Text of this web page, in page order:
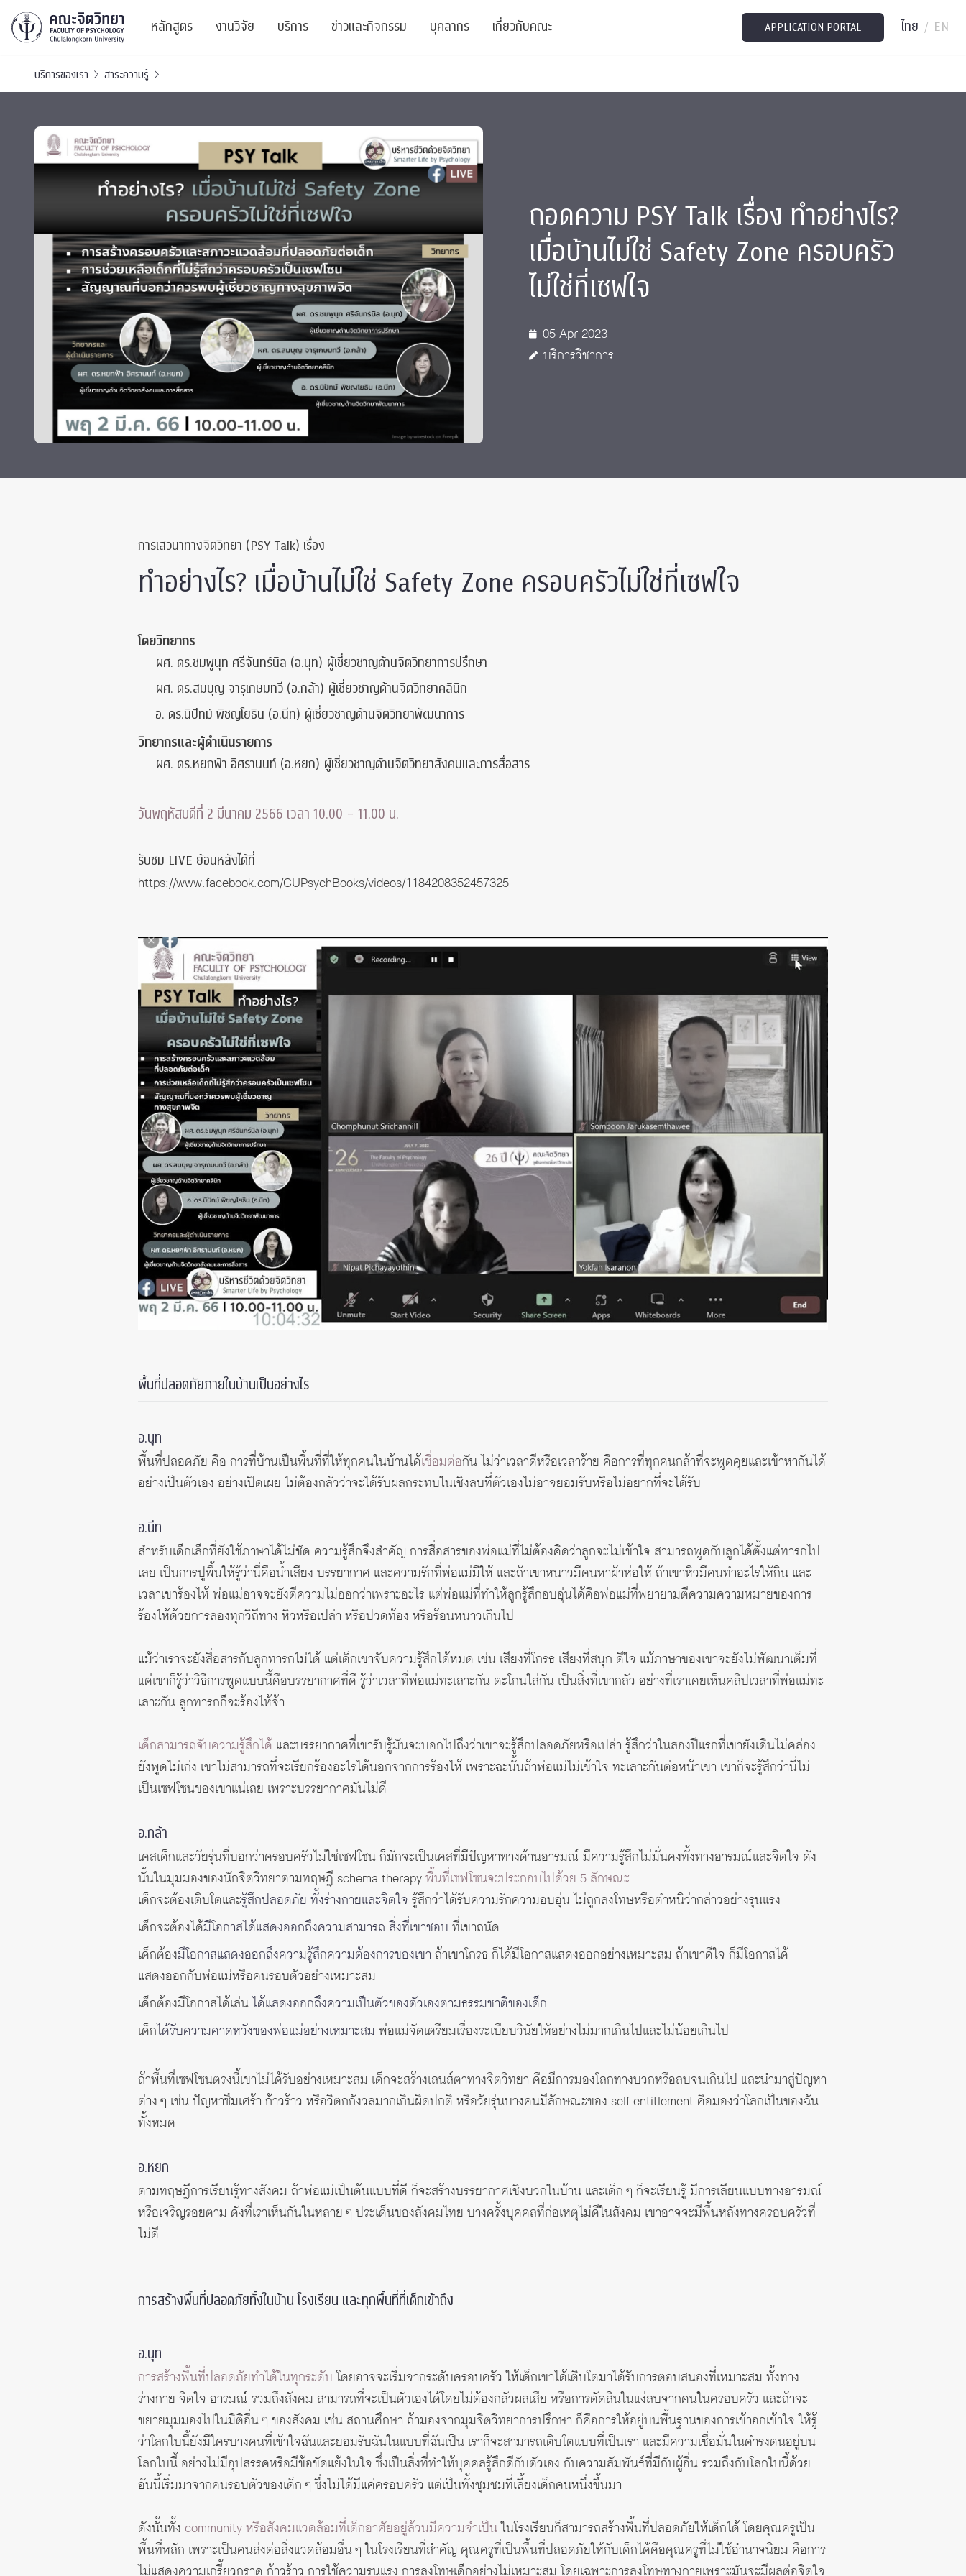
หลักสูตร
ปริญญาบัณฑิต
หลักสูตรปริญญาตรี
บัณฑิตศึกษา
หลักสูตรปริญญาโทและ
ปริญญาเอก
นิสิตปัจจุบัน
งานวิจัย
ผลงานตีพิมพ์
งานประชุมวิชาการ
งานประชุมวิชาการระดับนานาชาติ
TICP 2023
SSBW Activities
ทุนและรางวัล
บริการ
บริการวิชาการ
PSY Stats Clinic
ศูนย์สุขภาวะทางจิต
ศูนย์จิตวิทยาเพื่อประสิทธิภาพองค์กร
Life Di
CU Radio
ข่าวและกิจกรรม
ข่าวประชาสัมพันธ์
เสวนาและบรรยายพิเศษ
โครงการอบรม
ตำแหน่งงาน
บุคลากร
เจ้าหน้าที่
นักวิจัยหลังปริญญาเอก
เกี่ยวกับคณะ
รายงานประจำปี
ติดต่อเรา
APPLICATION PORTAL ไทย / EN
บริการของเรา สาระความรู้
ถอดความ PSY Talk เรื่อง ทำอย่างไร?
เมื่อบ้านไม่ใช่ Safety Zone ครอบครัว
ไม่ใช่ที่เซฟใจ
05 Apr 2023
บริการวิชาการ
การเสวนาทางจิตวิทยา (PSY Talk) เรื่อง
ทำอย่างไร? เมื่อบ้านไม่ใช่ Safety Zone ครอบครัวไม่ใช่ที่เซฟใจ
โดยวิทยากร
ผศ. ดร.ชมพูนุท ศรีจันทร์นิล (อ.นุท) ผู้เชี่ยวชาญด้านจิตวิทยาการปรึกษา
ผศ. ดร.สมบุญ จารุเกษมทวี (อ.กล้า) ผู้เชี่ยวชาญด้านจิตวิทยาคลินิก
อ. ดร.นิปัทม์ พิชญโยธิน (อ.นีท) ผู้เชี่ยวชาญด้านจิตวิทยาพัฒนาการ
วิทยากรและผู้ดำเนินรายการ
ผศ. ดร.หยกฟ้า อิศรานนท์ (อ.หยก) ผู้เชี่ยวชาญด้านจิตวิทยาสังคมและการสื่อสาร
วันพฤหัสบดีที่ 2 มีนาคม 2566 เวลา 10.00 – 11.00 น.
รับชม LIVE ย้อนหลังได้ที่
https://www.facebook.com/CUPsychBooks/videos/1184208352457325
พื้นที่ปลอดภัยภายในบ้านเป็นอย่างไร
อ.นุท
พื้นที่ปลอดภัย คือ การที่บ้านเป็นพื้นที่ที่ให้ทุกคนในบ้านได้เชื่อมต่อกัน ไม่ว่าเวลาดีหรือเวลาร้าย คือการที่ทุกคนกล้าที่จะพูดคุยและเข้าหากันได้
อย่างเป็นตัวเอง อย่างเปิดเผย ไม่ต้องกลัวว่าจะได้รับผลกระทบในเชิงลบที่ตัวเองไม่อาจยอมรับหรือไม่อยากที่จะได้รับ
อ.นีท
สำหรับเด็กเล็กที่ยังใช้ภาษาได้ไม่ชัด ความรู้สึกจึงสำคัญ การสื่อสารของพ่อแม่ที่ไม่ต้องคิดว่าลูกจะไม่เข้าใจ สามารถพูดกับลูกได้ตั้งแต่ทารกไป
เลย เป็นการปูพื้นให้รู้ว่านี่คือน้ำเสียง บรรยากาศ และความรักที่พ่อแม่มีให้ และถ้าเขาหนาวมีคนหาผ้าห่อให้ ถ้าเขาหิวมีคนทำอะไรให้กิน และ
เวลาเขาร้องไห้ พ่อแม่อาจจะยังตีความไม่ออกว่าเพราะอะไร แต่พ่อแม่ที่ทำให้ลูกรู้สึกอบอุ่นได้คือพ่อแม่ที่พยายามตีความความหมายของการ
ร้องไห้ด้วยการลองทุกวิถีทาง หิวหรือเปล่า หรือปวดท้อง หรือร้อนหนาวเกินไป
แม้ว่าเราจะยังสื่อสารกับลูกทารกไม่ได้ แต่เด็กเขาจับความรู้สึกได้หมด เช่น เสียงที่โกรธ เสียงที่สนุก ดีใจ แม้ภาษาของเขาจะยังไม่พัฒนาเต็มที่
แต่เขาก็รู้ว่าวิธีการพูดแบบนี้คือบรรยากาศที่ดี รู้ว่าเวลาที่พ่อแม่ทะเลาะกัน ตะโกนใส่กัน เป็นสิ่งที่เขากลัว อย่างที่เราเคยเห็นคลิปเวลาที่พ่อแม่ทะ
เลาะกัน ลูกทารกก็จะร้องไห้จ้า
เด็กสามารถจับความรู้สึกได้ และบรรยากาศที่เขารับรู้มันจะบอกไปถึงว่าเขาจะรู้สึกปลอดภัยหรือเปล่า รู้สึกว่าในสองปีแรกที่เขายังเดินไม่คล่อง
ยังพูดไม่เก่ง เขาไม่สามารถที่จะเรียกร้องอะไรได้นอกจากการร้องไห้ เพราะฉะนั้นถ้าพ่อแม่ไม่เข้าใจ ทะเลาะกันต่อหน้าเขา เขาก็จะรู้สึกว่านี่ไม่
เป็นเซฟโซนของเขาแน่เลย เพราะบรรยากาศมันไม่ดี
อ.กล้า
เคสเด็กและวัยรุ่นที่บอกว่าครอบครัวไม่ใช่เซฟโซน ก็มักจะเป็นเคสที่มีปัญหาทางด้านอารมณ์ มีความรู้สึกไม่มั่นคงทั้งทางอารมณ์และจิตใจ ดัง
นั้นในมุมมองของนักจิตวิทยาตามทฤษฎี schema therapyพื้นที่เซฟโซนจะประกอบไปด้วย 5 ลักษณะ
เด็กจะต้องเติบโตและรู้สึกปลอดภัย ทั้งร่างกายและจิตใจ รู้สึกว่าได้รับความรักความอบอุ่น ไม่ถูกลงโทษหรือตำหนิว่ากล่าวอย่างรุนแรง
เด็กจะต้องได้มีโอกาสได้แสดงออกถึงความสามารถ สิ่งที่เขาชอบ ที่เขาถนัด
เด็กต้องมีโอกาสแสดงออกถึงความรู้สึกความต้องการของเขา ถ้าเขาโกรธ ก็ได้มีโอกาสแสดงออกอย่างเหมาะสม ถ้าเขาดีใจ ก็มีโอกาสได้
แสดงออกกับพ่อแม่หรือคนรอบตัวอย่างเหมาะสม
เด็กต้องมีโอกาสได้เล่นได้แสดงออกถึงความเป็นตัวของตัวเองตามธรรมชาติของเด็ก
เด็กได้รับความคาดหวังของพ่อแม่อย่างเหมาะสม พ่อแม่จัดเตรียมเรื่องระเบียบวินัยให้อย่างไม่มากเกินไปและไม่น้อยเกินไป
ถ้าพื้นที่เซฟโซนตรงนี้เขาไม่ได้รับอย่างเหมาะสม เด็กจะสร้างเลนส์ตาทางจิตวิทยา คือมีการมองโลกทางบวกหรือลบจนเกินไป และนำมาสู่ปัญหา
ต่าง ๆ เช่น ปัญหาซึมเศร้า ก้าวร้าว หรือวิตกกังวลมากเกินผิดปกติ หรือวัยรุ่นบางคนมีลักษณะของ self-entitlement คือมองว่าโลกเป็นของฉัน
ทั้งหมด
อ.หยก
ตามทฤษฎีการเรียนรู้ทางสังคม ถ้าพ่อแม่เป็นต้นแบบที่ดี ก็จะสร้างบรรยากาศเชิงบวกในบ้าน และเด็ก ๆ ก็จะเรียนรู้ มีการเลียนแบบทางอารมณ์
หรือเจริญรอยตาม ดังที่เราเห็นกันในหลาย ๆ ประเด็นของสังคมไทย บางครั้งบุคคลที่ก่อเหตุไม่ดีในสังคม เขาอาจจะมีพื้นหลังทางครอบครัวที่
ไม่ดี
การสร้างพื้นที่ปลอดภัยทั้งในบ้าน โรงเรียน และทุกพื้นที่ที่เด็กเข้าถึง
อ.นุท
การสร้างพื้นที่ปลอดภัยทำได้ในทุกระดับโดยอาจจะเริ่มจากระดับครอบครัว ให้เด็กเขาได้เติบโตมาได้รับการตอบสนองที่เหมาะสม ทั้งทาง
ร่างกาย จิตใจ อารมณ์ รวมถึงสังคม สามารถที่จะเป็นตัวเองได้โดยไม่ต้องกลัวผลเสีย หรือการตัดสินในแง่ลบจากคนในครอบครัว และถ้าจะ
ขยายมุมมองไปในมิติอื่น ๆ ของสังคม เช่น สถานศึกษา ถ้ามองจากมุมจิตวิทยาการปรึกษา ก็คือการให้อยู่บนพื้นฐานของการเข้าอกเข้าใจ ให้รู้
ว่าโลกใบนี้ยังมีใครบางคนที่เข้าใจฉันและยอมรับฉันในแบบที่ฉันเป็น เราก็จะสามารถเติบโตแบบที่เป็นเรา และมีความเชื่อมั่นในดำรงตนอยู่บน
โลกใบนี้ อย่างไม่มีอุปสรรคหรือมีข้อขัดแย้งในใจ ซึ่งเป็นสิ่งที่ทำให้บุคคลรู้สึกดีกับตัวเอง กับความสัมพันธ์ที่มีกับผู้อื่น รวมถึงกับโลกใบนี้ด้วย
อันนี้เริ่มมาจากคนรอบตัวของเด็ก ๆ ซึ่งไม่ได้มีแค่ครอบครัว แต่เป็นทั้งชุมชมที่เลี้ยงเด็กคนหนึ่งขึ้นมา
ดังนั้นทั้ง community หรือสังคมแวดล้อมที่เด็กอาศัยอยู่ล้วนมีความจำเป็นในโรงเรียนก็สามารถสร้างพื้นที่ปลอดภัยให้เด็กได้ โดยคุณครูเป็น
พื้นที่หลัก เพราะเป็นคนส่งต่อสิ่งแวดล้อมอื่น ๆ ในโรงเรียนที่สำคัญ คุณครูที่เป็นพื้นที่ปลอดภัยให้กับเด็กได้คือคุณครูที่ไม่ใช้อำนาจนิยม คือการ
ไม่แสดงความเกรี้ยวกราด ก้าวร้าว การใช้ความรุนแรง การลงโทษเด็กอย่างไม่เหมาะสม โดยเฉพาะการลงโทษทางกายเพราะมันจะมีผลต่อจิตใจ